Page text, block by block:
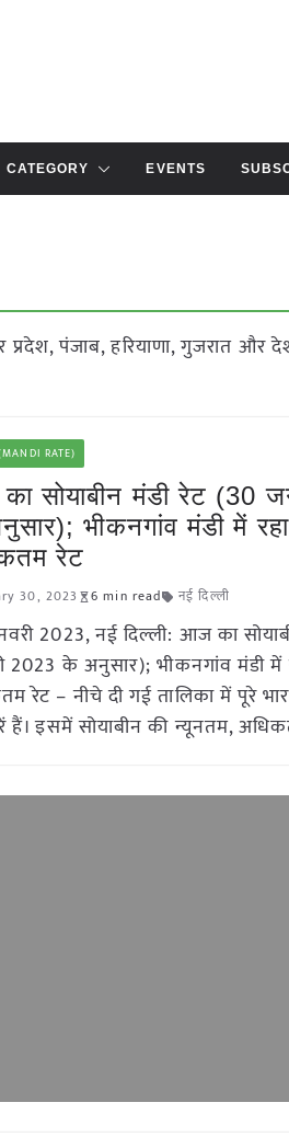
CATEGORY EVENTS
प्रदेश, पंजाब, हरियाणा, गुजरात और
RATE)
सोयाबीन मंडी रेट (30
भीकनगांव मंडी में
रेट
30, 2023 6 min read नई दिल्ली
2023, नई दिल्ली: आज का
2023 के अनुसार); भीकनगांव मंडी में
रेट – नीचे दी गई तालिका में पूरे
हैं। इसमें सोयाबीन की न्यूनतम,